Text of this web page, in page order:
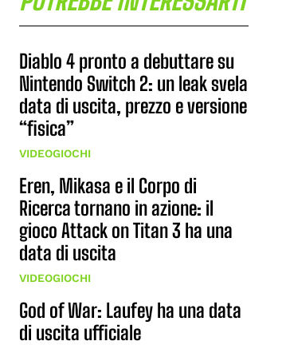
Diablo 4 pronto a debuttare su
Nintendo Switch 2: un leak svela
data di uscita, prezzo e versione
“fisica”
VIDEOGIOCHI
Eren, Mikasa e il Corpo di
Ricerca tornano in azione: il
gioco Attack on Titan 3 ha una
data di uscita
VIDEOGIOCHI
God of War: Laufey ha una data
di uscita ufficiale